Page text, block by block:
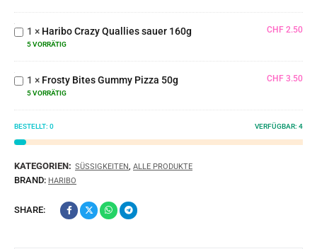
Quallies
sauer
1 × Haribo Crazy Quallies sauer 160g
5 VORRÄTIG
CHF 2.50
Frosty
Gummy
Pizza
1 × Frosty Bites Gummy Pizza 50g
5 VORRÄTIG
CHF 3.50
BESTELLT: 0 VERFÜGBAR: 4
KATEGORIEN: SÜSSIGKEITEN ALLE PRODUKTE
BRAND: HARIBO
SHARE: